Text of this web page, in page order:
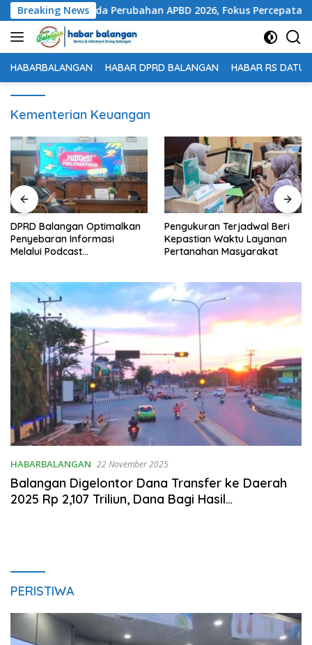
Langsung
ke
konten
Breaking News
Raperda Perubahan APBD 2026, Fokus Percepatan
HABARBALANGAN HABAR DPRD BALANGAN HABAR RS DATU
Kementerian Keuangan
DPRD Balangan Optimalkan
Penyebaran Informasi
Melalui Podcast
Pengukuran Terjadwal Beri
Kepastian Waktu Layanan
Pertanahan Masyarakat
HABARBALANGAN 22 November 2025
Balangan Digelontor Dana Transfer ke Daerah
2025 Rp 2,107 Triliun, Dana Bagi Hasil
PERISTIWA